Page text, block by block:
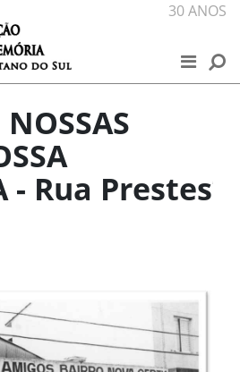
30 ANOS
- Rua Prestes
FUNDAÇÃO
NOSSOS ESPAÇOS
PROJETOS
PUBLICAÇÕES
EXPOSIÇÕES VIRTUAIS